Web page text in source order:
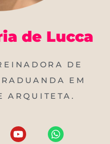
de Lucca
DE
EM
ARQUITETA.